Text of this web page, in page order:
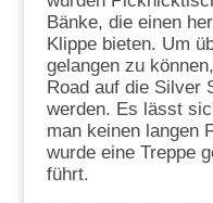
Bänke, die einen
Klippe bieten. Um
gelangen zu
Road auf die Silver
werden. Es lässt
man keinen langen
wurde eine Treppe
führt.